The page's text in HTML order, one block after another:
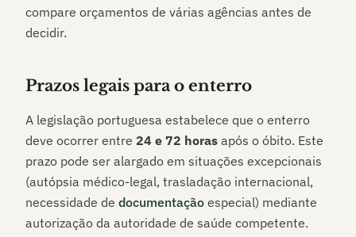
compare orçamentos de várias agências antes de
decidir.
Prazos legais para o enterro
A legislação portuguesa estabelece que o enterro
deve ocorrer entre 24 e 72 horas após o óbito. Este
prazo pode ser alargado em situações excepcionais
(autópsia médico-legal, trasladação internacional,
necessidade de documentação especial) mediante
autorização da autoridade de saúde competente.